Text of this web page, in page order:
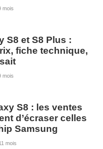
mois
S8 et S8 Plus :
fiche technique,
mois
S8 : les ventes
d’écraser celles
Samsung
mois